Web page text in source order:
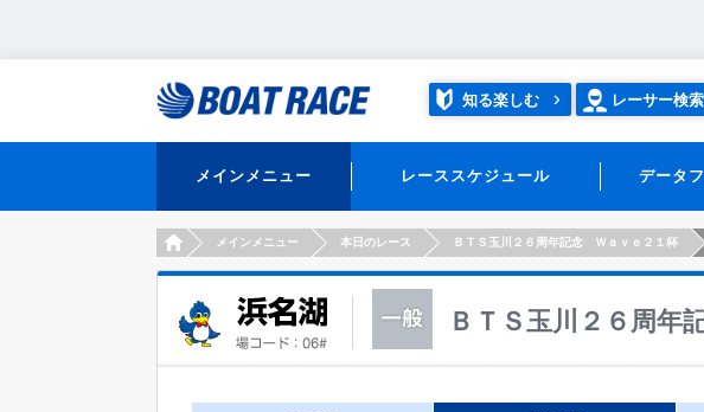
知る楽しむ レーサー検索
メインメニュー レーススケジュール データ
HOMEメインメニュー 本日のレース ＢＴＳ玉川２６周年記念 Ｗａｖｅ２１杯
ＢＴＳ玉川２６周